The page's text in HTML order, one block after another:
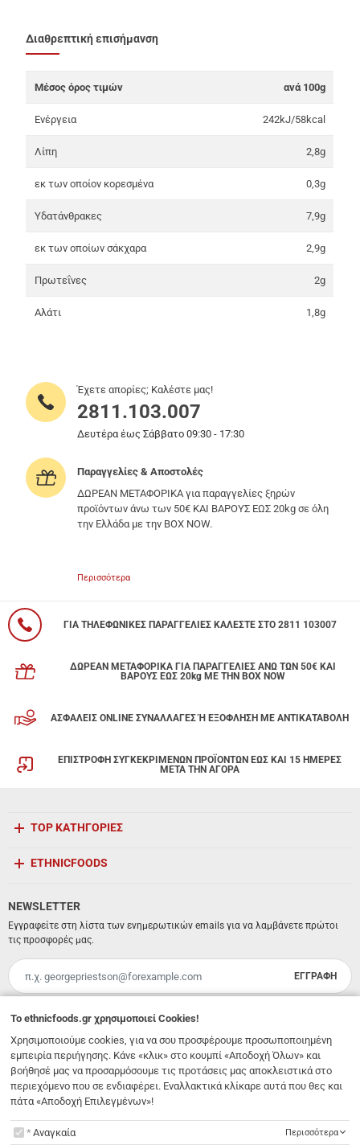
Διαθρεπτική επισήμανση
Μέσος όρος τιμών ανά 100g
Ενέργεια 242kJ/58kcal
Λίπη 2,8g
εκ των οποίον κορεσμένα 0,3g
Υδατάνθρακες 7,9g
εκ των οποίων σάκχαρα 2,9g
Πρωτεΐνες 2g
Αλάτι 1,8g
Έχετε απορίες; Καλέστε μας!
2811.103.007
Δευτέρα έως Σάββατο 09:30 - 17:30
Παραγγελίες & Αποστολές
ΔΩΡΕΑΝ ΜΕΤΑΦΟΡΙΚΑ για παραγγελίες ξηρών
προϊόντων άνω των 50€ ΚΑΙ ΒΑΡΟΥΣ ΕΩΣ 20kg σε όλη
την Ελλάδα με την BOX NOW.
Περισσότερα
ΓΙΑ ΤΗΛΕΦΩΝΙΚΕΣ ΠΑΡΑΓΓΕΛΙΕΣ ΚΑΛΕΣΤΕ ΣΤΟ 2811 103007
ΔΩΡΕΑΝ ΜΕΤΑΦΟΡΙΚΑ ΓΙΑ ΠΑΡΑΓΓΕΛΙΕΣ ΑΝΩ ΤΩΝ 50€ ΚΑΙ
ΒΑΡΟΥΣ ΕΩΣ 20kg ΜΕ ΤΗΝ BOX NOW
ΑΣΦΑΛΕΙΣ ONLINE ΣΥΝΑΛΛΑΓΕΣ Ή ΕΞΟΦΛΗΣΗ ΜΕ ΑΝΤΙΚΑΤΑΒΟΛΗ
ΕΠΙΣΤΡΟΦΗ ΣΥΓΚΕΚΡΙΜΕΝΩΝ ΠΡΟΪΟΝΤΩΝ ΕΩΣ ΚΑΙ 15 ΗΜΕΡΕΣ
ΜΕΤΑ ΤΗΝ ΑΓΟΡΑ
Λ. 62 Μαρτύρων 231,Ηράκλειο Κρήτης, Νότιο Αιγαίο,Τ.Κ. 71303 Ελλάδα
info@ethnicfoods.gr 2811.103.007
Ωράριο φυσικού καταστήματος: Δευτέρα, Τρίτη, Τετάρτη & Σάββατο 09:30 - 18:00, Πέμπτη,
Παρασκευή 09:30 - 21:00
TOP ΚΑΤΗΓΟΡΙΕΣ
ETHNICFOODS
NEWSLETTER
Εγγραφείτε στη λίστα των ενημερωτικών emails για να λαμβάνετε πρώτοι
τις προσφορές μας.
Email
ΕΓΓΡΑΦΗ
Έχω διαβάσει κι αποδέχομαι τουςόρους χρήσης
To ethnicfoods.gr χρησιμοποιεί Cookies!
Χρησιμοποιούμε cookies, για να σου προσφέρουμε προσωποποιημένη
εμπειρία περιήγησης. Κάνε «κλικ» στο κουμπί «Αποδοχή Όλων» και
βοήθησέ μας να προσαρμόσουμε τις προτάσεις μας αποκλειστικά στο
περιεχόμενο που σε ενδιαφέρει. Εναλλακτικά κλίκαρε αυτά που θες και
πάτα «Αποδοχή Επιλεγμένων»!
Toethnicfoods.gr χρησιμοποιεί Cookies!
Αναγκαία Περισσότερα